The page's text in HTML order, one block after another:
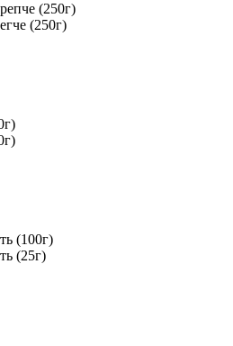
(250г)
(250г)
(100г)
(25г)